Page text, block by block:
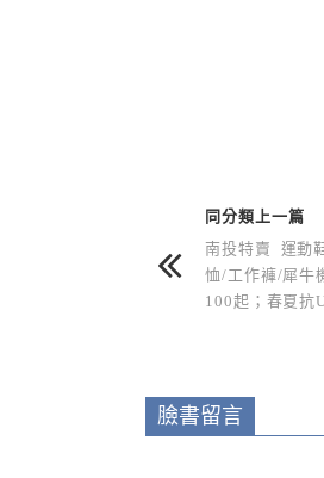
同分類上一篇
南投特賣 運動
恤/工作褲/犀牛
100起；春夏抗
臉書留言